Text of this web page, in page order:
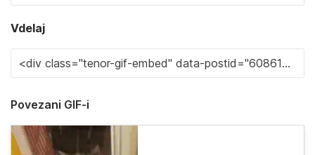
Vdelaj
Povezani GIF-i